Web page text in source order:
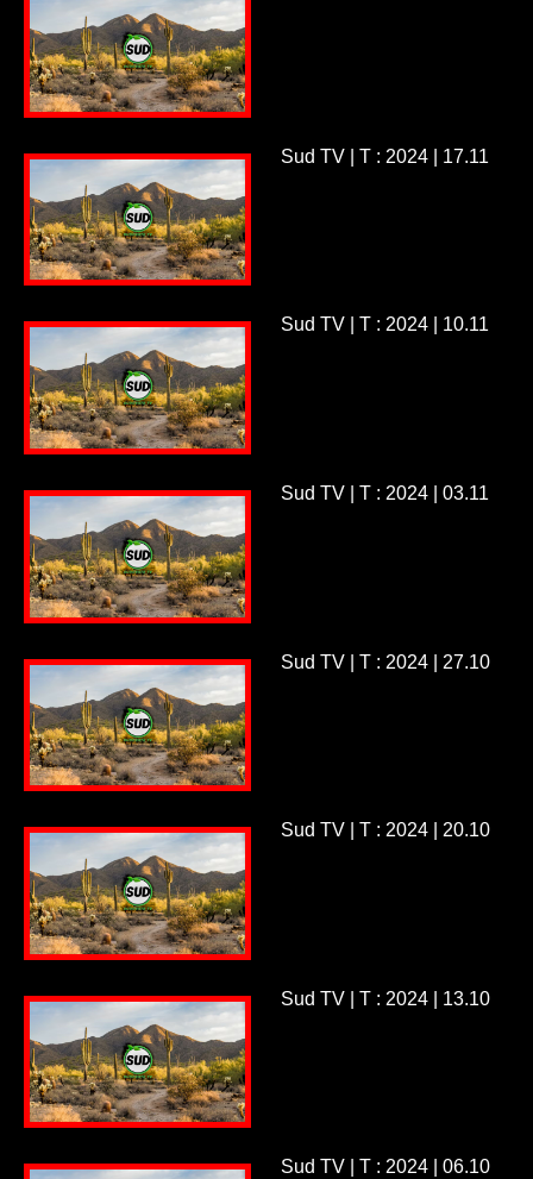
Sud TV | T : 2024 | 17.11
Sud TV | T : 2024 | 10.11
Sud TV | T : 2024 | 03.11
Sud TV | T : 2024 | 27.10
Sud TV | T : 2024 | 20.10
Sud TV | T : 2024 | 13.10
Sud TV | T : 2024 | 06.10